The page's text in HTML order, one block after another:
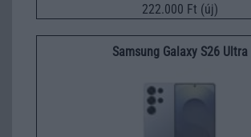
222.000 Ft (új)
Samsung Galaxy S26 Ultra